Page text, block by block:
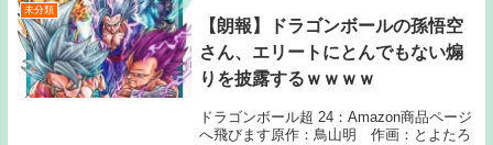
未分類
【朗報】ドラゴンボールの孫悟空
さん、エリートにとんでもない煽
りを披露するｗｗｗｗ
ドラゴンボール超 24：Amazon商品ページ
へ飛びます原作：鳥山明 作画：とよたろ